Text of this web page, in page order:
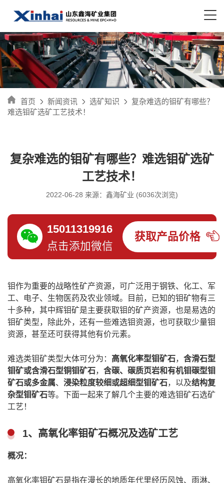
首页 新闻资讯 选矿知识
复杂难选的钼矿有哪些？
难选钼矿选矿工艺技术！
复杂难选的钼矿有哪些？难选钼矿选矿
工艺技术！
2022-06-28 来源：鑫海矿业 (6036次浏览)
15011319916
点击添加微信
获取产品价格
钼作为重要的战略性矿产资源，可广泛用于钢铁、化工、军
工、电子、生物医药及农业领域。目前，已知的钼矿物有三
十多种，其中辉钼矿是主要获取钼的矿产资源，也是易选的
钼矿类型，除此外，还有一些难选钼资源，也可获取少量钼
资源，甚至还可获得其他有价元素。
难选类钼矿类型大体可分为： 高氧化率型钼矿石， 含滑石型
钼矿或含滑石型铜钼矿石， 含碳、碳质页岩和有机钼碳型钼
矿石或多金属、 浸染粒度较细或超细型钼矿石，以及结构复
杂型钼矿石等。下面一起来了解几个主要的难选钼矿石选矿
工艺！
1、高氧化率钼矿石概况及选矿工艺
概况：
高氧化率钼矿石是指在漫长的地质年代里经历风蚀、雨淋、